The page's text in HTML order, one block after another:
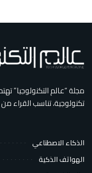
مجلة “عالم التكنولوجيا”
تكنولوجية، تناسب القراء
الذكاء الاصطناعي
الهواتف الذكية